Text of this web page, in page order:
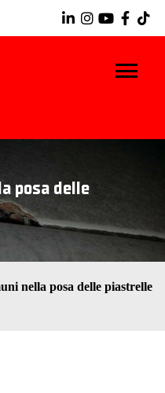
posa delle
nella posa delle piastrelle